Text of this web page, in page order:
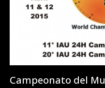
Campeonato del